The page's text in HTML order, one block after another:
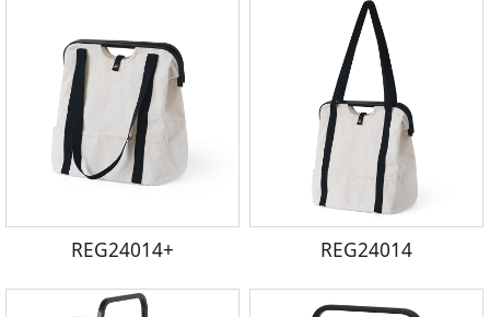
REG24014+ REG24014